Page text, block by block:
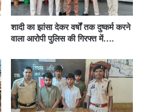
शादी का झांसा देकर वर्षों तक दुष्कर्म करने
वाला आरोपी पुलिस की गिरफ्त में….